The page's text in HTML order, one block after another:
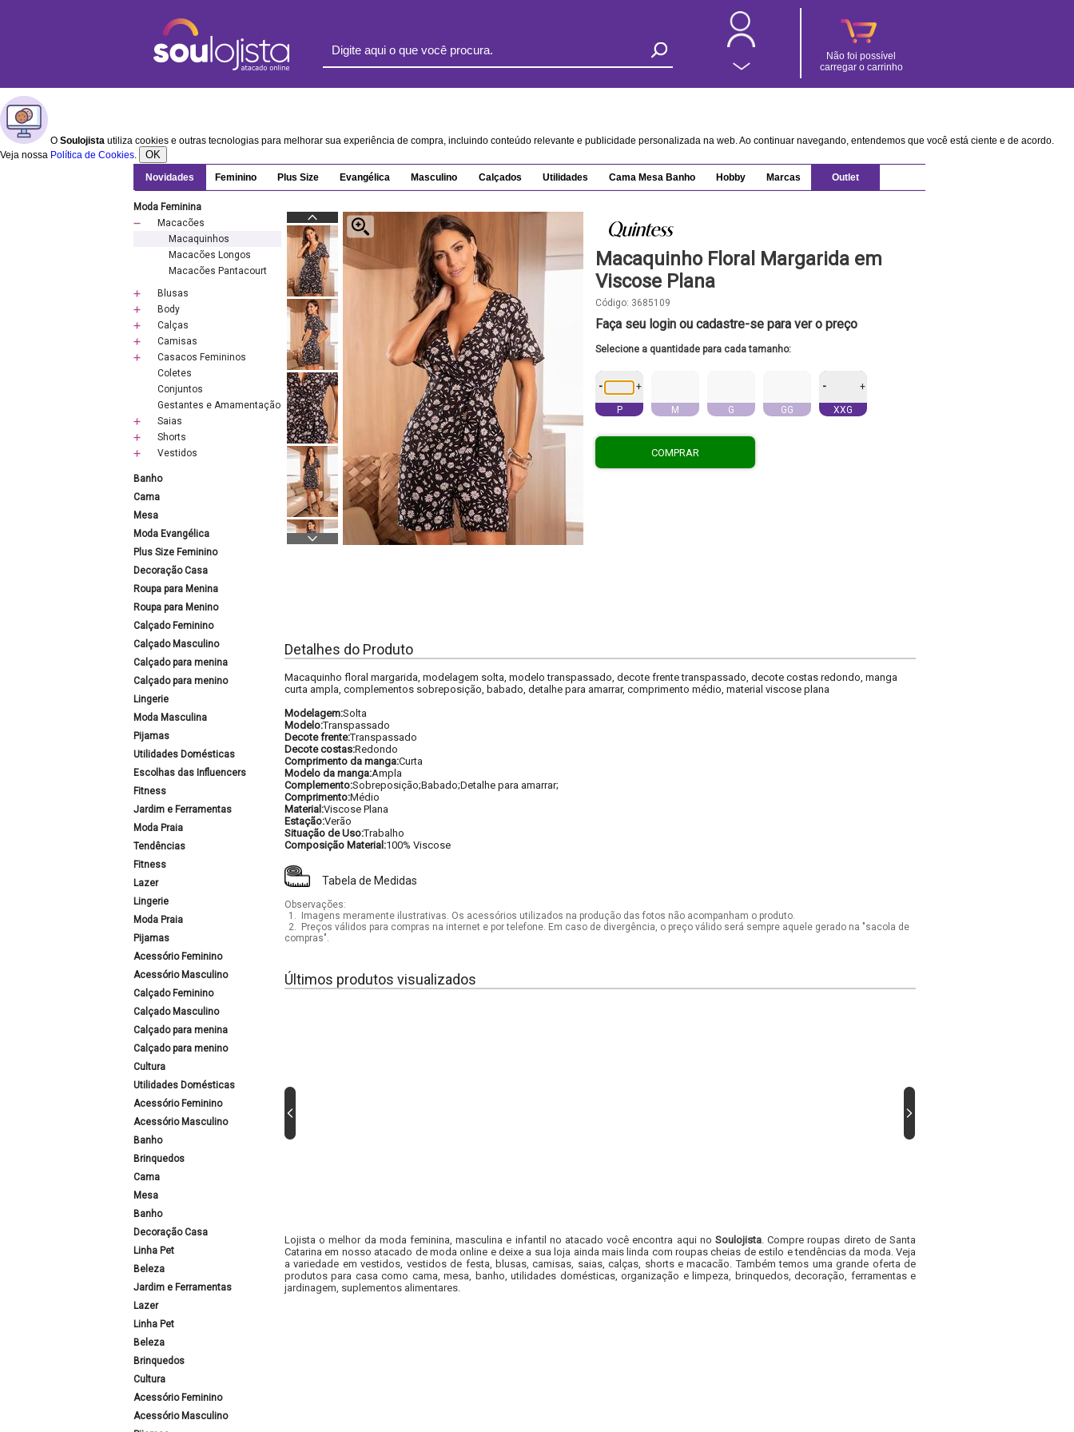
Não foi possível
carregar o carrinho
O Soulojista utiliza cookies e outras tecnologias para melhorar sua experiência de compra, incluindo conteúdo relevante e publicidade personalizada na web. Ao continuar navegando, entendemos que você está ciente e de acordo.
Veja nossa Política de Cookies. OK
Novidades Feminino Plus Size Evangélica Masculino Calçados Utilidades Cama Mesa Banho Hobby Marcas Outlet
Moda Feminina
Macacões
Macaquinhos
Macacões Longos
Macacões Pantacourt
Blusas
Body
Calças
Camisas
Casacos Femininos
Coletes
Conjuntos
Gestantes e Amamentação
Saias
Shorts
Vestidos
Banho
Cama
Mesa
Moda Evangélica
Plus Size Feminino
Decoração Casa
Roupa para Menina
Roupa para Menino
Calçado Feminino
Calçado Masculino
Calçado para menina
Calçado para menino
Lingerie
Moda Masculina
Pijamas
Utilidades Domésticas
Escolhas das Influencers
Fitness
Jardim e Ferramentas
Moda Praia
Tendências
Fitness
Lazer
Lingerie
Moda Praia
Pijamas
Acessório Feminino
Acessório Masculino
Calçado Feminino
Calçado Masculino
Calçado para menina
Calçado para menino
Cultura
Utilidades Domésticas
Acessório Feminino
Acessório Masculino
Banho
Brinquedos
Cama
Mesa
Banho
Decoração Casa
Linha Pet
Beleza
Jardim e Ferramentas
Lazer
Linha Pet
Beleza
Brinquedos
Cultura
Acessório Feminino
Acessório Masculino
Macaquinho Floral Margarida em
Viscose Plana
Código: 3685109
Faça seu login ou cadastre-se para ver o preço
Selecione a quantidade para cada tamanho:
- +
P M G GG
- +
XXG
COMPRAR
Detalhes do Produto
Macaquinho floral margarida, modelagem solta, modelo transpassado, decote frente transpassado, decote costas redondo, manga
curta ampla, complementos sobreposição, babado, detalhe para amarrar, comprimento médio, material viscose plana
Modelagem:Solta
Modelo:Transpassado
Decote frente:Transpassado
Decote costas:Redondo
Comprimento da manga:Curta
Modelo da manga:Ampla
Complemento:Sobreposição;Babado;Detalhe para amarrar;
Comprimento:Médio
Material:Viscose Plana
Estação:Verão
Situação de Uso:Trabalho
Composição Material:100% Viscose
Tabela de Medidas
Observações:
1.
Imagens meramente ilustrativas. Os acessórios utilizados na produção das fotos não acompanham o produto.
2.
Preços válidos para compras na internet e por telefone. Em caso de divergência, o preço válido será sempre aquele gerado na "sacola de
compras".
Últimos produtos visualizados
Lojista o melhor da moda feminina, masculina e infantil no atacado você encontra aqui no Soulojista. Compre roupas direto de Santa
Catarina em nosso atacado de moda online e deixe a sua loja ainda mais linda com roupas cheias de estilo e tendências da moda. Veja
a variedade em vestidos, vestidos de festa, blusas, camisas, saias, calças, shorts e macacão. Também temos uma grande oferta de
produtos para casa como cama, mesa, banho, utilidades domésticas, organização e limpeza, brinquedos, decoração, ferramentas e
jardinagem, suplementos alimentares.